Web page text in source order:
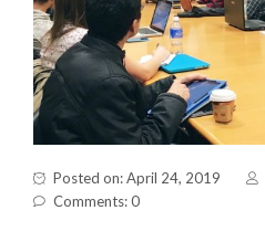
Posted on: April 24, 2019
Comments: 0